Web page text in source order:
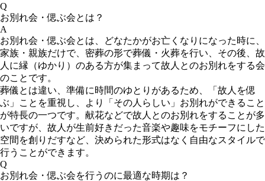
Q
お別れ会・偲ぶ会とは？
A
お別れ会・偲ぶ会とは、どなたかがお亡くなりになった時に、
家族・親族だけで、密葬の形で葬儀・火葬を行い、その後、故
人に縁（ゆかり）のある方が集まって故人とのお別れをする会
のことです。
葬儀とは違い、準備に時間のゆとりがあるため、「故人を偲
ぶ」ことを重視し、より「その人らしい」お別れができること
が特長の一つです。献花などで故人とのお別れをすることが多
いですが、故人が生前好きだった音楽や趣味をモチーフにした
空間を創りだすなど、決められた形式はなく自由なスタイルで
行うことができます。
Q
お別れ会・偲ぶ会を行うのに最適な時期は？